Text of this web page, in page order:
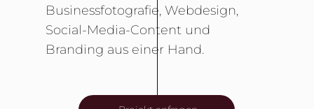
Businessfotografie, Webdesign,
Social-Media-Content und
Branding aus einer Hand.